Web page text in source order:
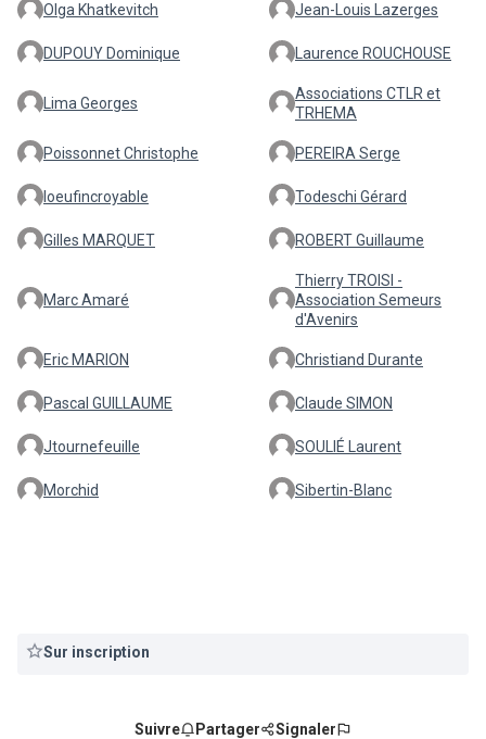
Olga Khatkevitch Jean-Louis Lazerges
DUPOUY Dominique Laurence ROUCHOUSE
Lima Georges
Associations CTLR et
TRHEMA
Poissonnet Christophe PEREIRA Serge
loeufincroyable Todeschi Gérard
Gilles MARQUET ROBERT Guillaume
Marc Amaré
Thierry TROISI -
Association Semeurs
d'Avenirs
Eric MARION Christiand Durante
Pascal GUILLAUME Claude SIMON
Jtournefeuille SOULIÉ Laurent
Morchid Sibertin-Blanc
Sur inscription
Suivre Partager Signaler